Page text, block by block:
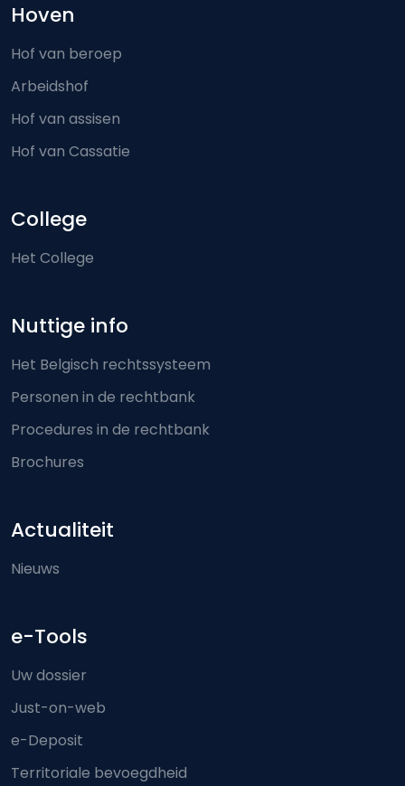
Hoven
Hof van beroep
Arbeidshof
Hof van assisen
Hof van Cassatie
College
Het College
Nuttige info
Het Belgisch rechtssysteem
Personen in de rechtbank
Procedures in de rechtbank
Brochures
Actualiteit
Nieuws
e-Tools
Uw dossier
Just-on-web
e-Deposit
Territoriale bevoegdheid